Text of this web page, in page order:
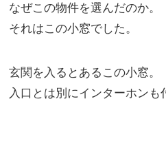
なぜこの物件を選んだのか。
それはこの小窓でした。
玄関を入るとあるこの小窓。
入口とは別にインターホンも